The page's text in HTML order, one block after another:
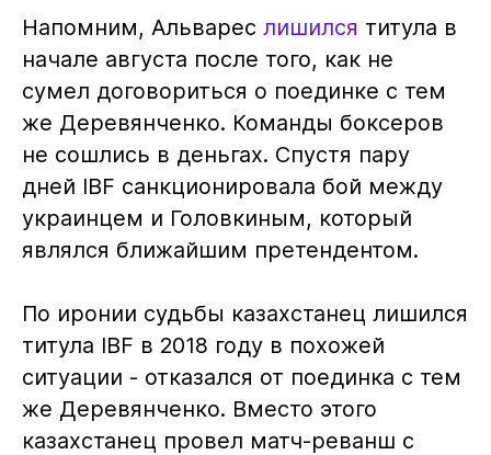
Напомним, Альварес лишился титула в
начале августа после того, как не
сумел договориться о поединке с тем
же Деревянченко. Команды боксеров
не сошлись в деньгах. Спустя пару
дней IBF санкционировала бой между
украинцем и Головкиным, который
являлся ближайшим претендентом.
По иронии судьбы казахстанец лишился
титула IBF в 2018 году в похожей
ситуации - отказался от поединка с тем
же Деревянченко. Вместо этого
казахстанец провел матч-реванш с